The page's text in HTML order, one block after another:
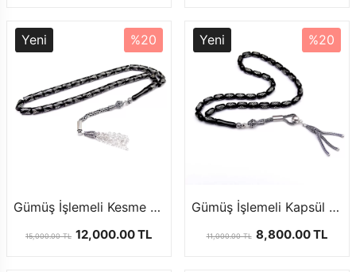
Yeni %20
Gümüş İşlemeli Kesme Model Oltu Taşı Tesbih
15,000.00 TL 12,000.00 TL
Yeni %20
Gümüş İşlemeli Kapsül Model Oltu Taşı Tesbih
11,000.00 TL 8,800.00 TL